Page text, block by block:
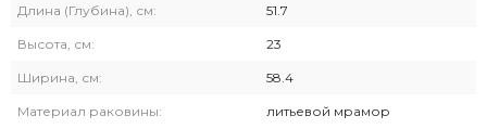
Длина (Глубина), см: 51.7
Высота, см: 23
Ширина, см: 58.4
Материал раковины: литьевой мрамор